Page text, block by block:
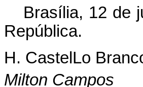
Brasília, 12 de
República.
H. CastelLo
Milton Campos